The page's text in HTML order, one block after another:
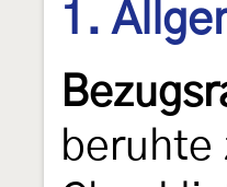
1.
beruhte